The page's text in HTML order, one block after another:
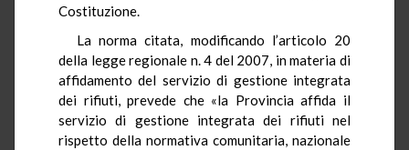
Costituzione.
La norma citata, modificando l’articolo 20
della legge regionale n. 4 del 2007, in materia di
affidamento del servizio di gestione integrata
dei rifiuti, prevede che «la Provincia affida il
servizio di gestione integrata dei rifiuti nel
rispetto della normativa comunitaria, nazionale